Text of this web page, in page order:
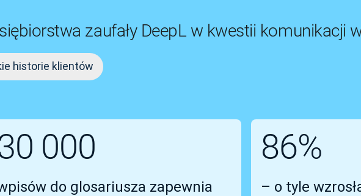
zaufały DeepL w kwestii komunikacji
historie klientów
000
do glosariusza zapewnia
86%
– o tyle